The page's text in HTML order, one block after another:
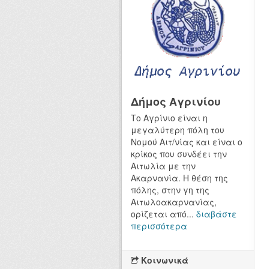
Δήμος Αγρινίου
Το Αγρίνιο είναι η
μεγαλύτερη πόλη του
Νομού Αιτ/νίας και είναι ο
κρίκος που συνδέει την
Αιτωλία με την
Ακαρνανία. Η θέση της
πόλης, στην γη της
Αιτωλοακαρνανίας,
ορίζεται από... διαβάστε
περισσότερα
Κοινωνικά